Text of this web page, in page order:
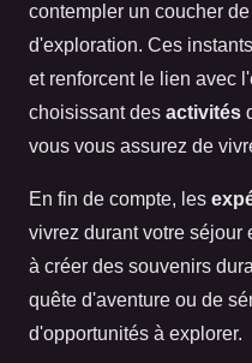
contempler un coucher
d'exploration. Ces
et renforcent le lien avec
choisissant des activités
vous vous assurez de
En fin de compte, les
vivrez durant votre séjour
à créer des souvenirs
quête d'aventure ou de
d'opportunités à explorer.